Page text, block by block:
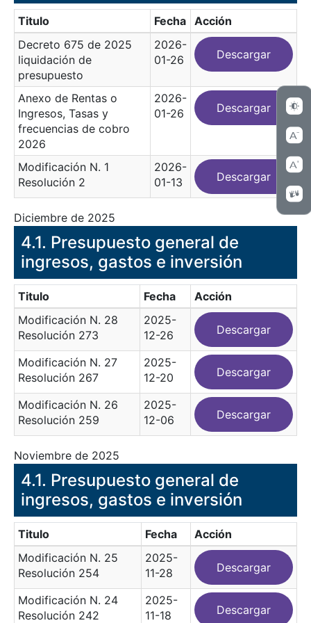
Titulo Fecha Acción
Decreto 675 de 2025
liquidación de
presupuesto
2026-
01-26
Descargar
Anexo de Rentas o
Ingresos, Tasas y
frecuencias de cobro
2026
2026-
01-26
Descargar
Modificación N. 1
Resolución 2
2026-
01-13
Descargar
Diciembre de 2025
​4.1. Presupuesto general de
ingresos, gastos e inversión
Titulo Fecha
Acción
Modificación N. 28
Resolución 273
2025-
12-26
Descargar
Modificación N. 27
Resolución 267
2025-
12-20
Descargar
Modificación N. 26
Resolución 259
2025-
12-06
Descargar
Noviembre de 2025
​4.1. Presupuesto general de
ingresos, gastos e inversión
Titulo Fecha
Acción
Modificación N. 25
Resolución 254
2025-
11-28
Descargar
Modificación N. 24
Resolución 242
2025-
11-18
Descargar